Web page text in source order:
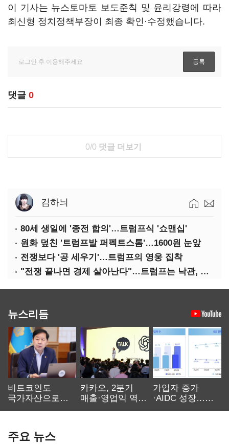
이 기사는 뉴스토마토 보도준칙 및 윤리강령에 따라
최신형 정치정책부장이 최종 확인·수정했습니다.
댓글 0
0/0 댓글 더보기
김하늬
80세 생일에 '종전 합의'…트럼프식 '쇼맨십'
원화 덮친 '트럼프발 퍼펙트스톰'…1600원 눈앞
전쟁보다 '공 세우기'…트럼프의 영웅 집착
"전쟁 끝나면 경제 살아난다"…트럼프는 낙관, 미국인은 싸늘
뉴스리듬
비트코인도
국가자산으로…'
카카오, 2분기
매출·영업익 역대
가입자 증가
·AIDC 성장…
주요 뉴스